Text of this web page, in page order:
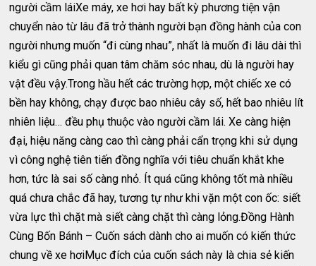
người cầm láiXe máy, xe hơi hay bất kỳ phương tiện vận
chuyển nào từ lâu đã trở thành người bạn đồng hành của con
người nhưng muốn “đi cùng nhau”, nhất là muốn đi lâu dài thì
kiểu gì cũng phải quan tâm chăm sóc nhau, dù là người hay
vật đều vậy.Trong hầu hết các trường hợp, một chiếc xe có
bền hay không, chạy được bao nhiêu cây số, hết bao nhiêu lít
nhiên liệu… đều phụ thuộc vào người cầm lái. Xe càng hiện
đại, hiệu năng càng cao thì càng phải cẩn trọng khi sử dụng
vì công nghệ tiên tiến đồng nghĩa với tiêu chuẩn khắt khe
hơn, tức là sai số càng nhỏ. Ít quá cũng không tốt mà nhiều
quá chưa chắc đã hay, tương tự như khi vặn một con ốc: siết
vừa lực thì chặt mà siết càng chặt thì càng lỏng.Đồng Hành
Cùng Bốn Bánh – Cuốn sách dành cho ai muốn có kiến thức
chung về xe hơiMục đích của cuốn sách này là chia sẻ kiến